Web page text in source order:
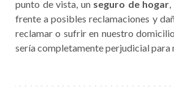
punto de vista, un seguro de hogar
frente a posibles reclamaciones y
reclamar o sufrir en nuestro
sería completamente perjudicial para